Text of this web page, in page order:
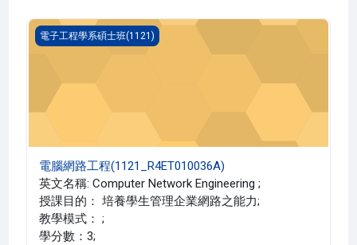
電腦網路工程(1121_R4ET010036A)
電子工程學系碩士班(1121)
電腦網路工程(1121_R4ET010036A)
英文名稱: Computer Network Engineering ;
授課目的： 培養學生管理企業網路之能力;
教學模式： ;
學分數：3;